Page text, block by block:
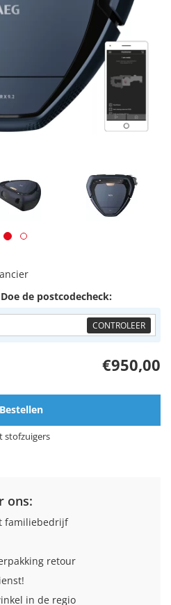
de postcodecheck:
CONTROLEER
€950,00
Bestellen
stofzuigers
ons:
familiebedrijf
retour
in de regio